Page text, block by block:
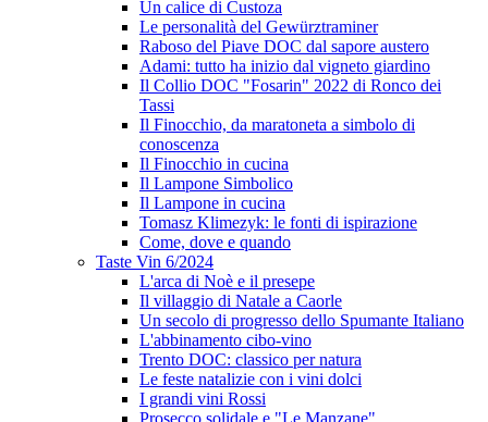
Un calice di Custoza
Le personalità del Gewürztraminer
Raboso del Piave DOC dal sapore austero
Adami: tutto ha inizio dal vigneto giardino
Il Collio DOC "Fosarin" 2022 di Ronco dei
Tassi
Il Finocchio, da maratoneta a simbolo di
conoscenza
Il Finocchio in cucina
Il Lampone Simbolico
Il Lampone in cucina
Tomasz Klimezyk: le fonti di ispirazione
Come, dove e quando
Taste Vin 6/2024
L'arca di Noè e il presepe
Il villaggio di Natale a Caorle
Un secolo di progresso dello Spumante Italiano
L'abbinamento cibo-vino
Trento DOC: classico per natura
Le feste natalizie con i vini dolci
I grandi vini Rossi
Prosecco solidale e "Le Manzane"